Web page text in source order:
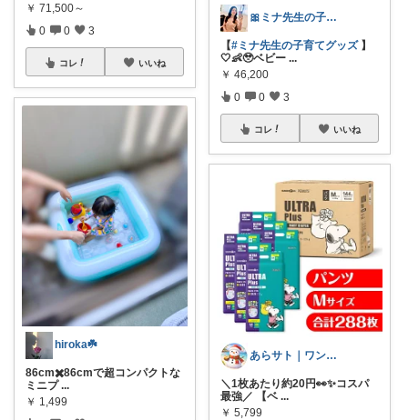
￥ 71,500～
0 0 3
コレ いいね
hiroka☘️
86cm✖️86cmで超コンパクトな
ミニプ ...
￥ 1,499
🎀ミナ先生の子育てグッズ⸜🌷︎⸝‍
【#ミナ先生の子育てグッズ】
🤍👶🥹ベビー ...
￥ 46,200
0 0 3
コレ いいね
あらサト｜ワンオペ4児ママ👶
＼1枚あたり約20円👀✨コスパ
最強／ 【ベ ...
￥ 5,799